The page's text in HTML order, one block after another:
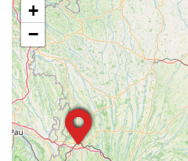
+
−